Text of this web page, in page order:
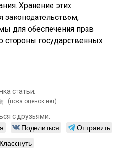
Хранение этих
законодательством,
для обеспечения прав
стороны государственных
статьи:
(пока оценок нет)
с друзьями:
Поделиться
Отправить
Класснуть